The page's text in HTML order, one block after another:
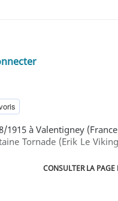
à Valentigney
Tornade (Erik Le
CONSULTER LA